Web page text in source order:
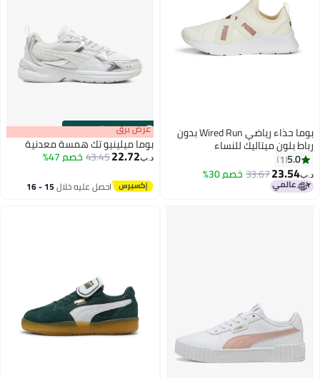
بوما حذاء رياضي Wired Run بدون
رباط بلون ميتاليك للنساء
5.0
1
د.ب‏23.54
33.67خصم 30%
00m:00s
·باقي 100% عرض برق
بوما ميلينيو تك همسة معدنية
د.ب‏22.72
43.45خصم 47%
احصل عليه خلال 15 - 16
اغسطس